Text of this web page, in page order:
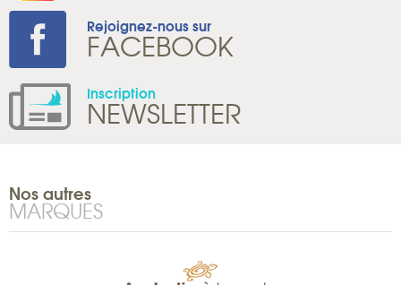
Rejoignez-nous sur
FACEBOOK
Inscription
NEWSLETTER
Nos autres
MARQUES